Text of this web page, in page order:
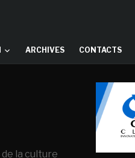
ARCHIVES CONTACTS
la culture